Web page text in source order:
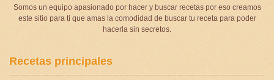
Somos un equipo apasionado por hacer y buscar recetas por eso creamos
este sitio para ti que amas la comodidad de buscar tu receta para poder
hacerla sin secretos.
Recetas principales